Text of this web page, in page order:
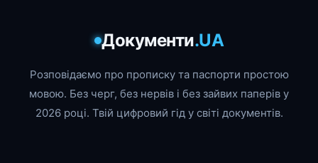
Документи.UA
Розповідаємо про прописку та паспорти простою
мовою. Без черг, без нервів і без зайвих паперів у
2026 році. Твій цифровий гід у світі документів.